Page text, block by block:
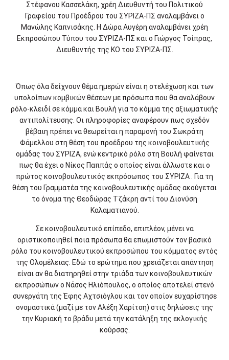
Στέφανου Κασσελάκη, χρέη Διευθυντή του Πολιτικού
Γραφείου του Προέδρου του ΣΥΡΙΖΑ-ΠΣ αναλαμβάνει ο
Μανώλης Καπνισάκης. Η Δώρα Αυγέρη αναλαμβάνει χρέη
Εκπροσώπου Τύπου του ΣΥΡΙΖΑ-ΠΣ και ο Γιώργος Τσίπρας,
Διευθυντής της ΚΟ του ΣΥΡΙΖΑ-ΠΣ.
Όπως όλα δείχνουν θέμα ημερών είναι η στελέχωση και των
υπολοίπων κομβικών θέσεων με πρόσωπα που θα αναλάβουν
ρόλο-κλειδί σε κόμμα και Βουλή για το κόμμα της αξιωματικής
αντιπολίτευσης. Οι πληροφορίες αναφέρουν πως σχεδόν
βέβαιη πρέπει να θεωρείται η παραμονή του Σωκράτη
Φάμελλου στη θέση του προέδρου της κοινοβουλευτικής
ομάδας του ΣΥΡΙΖΑ, ενώ κεντρικό ρόλο στη Βουλή φαίνεται
πως θα έχει ο Νίκος Παππάς ο οποίος είναι άλλωστε και ο
πρώτος κοινοβουλευτικός εκπρόσωπος του ΣΥΡΙΖΑ . Για τη
θέση του Γραμματέα της κοινοβουλευτικής ομάδας ακούγεται
το όνομα της Θεοδώρας Τζάκρη αντί του Διονύση
Καλαματιανού.
Σε κοινοβουλευτικό επίπεδο, επιπλέον, μένει να
οριστικοποιηθεί ποια πρόσωπα θα επωμιστούν τον βασικό
ρόλο του κοινοβουλευτικού εκπροσώπου του κόμματος εντός
της Ολομέλειας. Εδώ το ερώτημα που χρειάζεται απάντηση
είναι αν θα διατηρηθεί στην τριάδα των κοινοβουλευτικών
εκπροσώπων ο Νάσος Ηλιόπουλος, ο οποίος αποτελεί στενό
συνεργάτη της Έφης Αχτσιόγλου και τον οποίον ευχαρίστησε
ονομαστικά (μαζί με τον Αλέξη Χαρίτση) στις δηλώσεις της
την Κυριακή το βράδυ μετά την κατάληξη της εκλογικής
κούρσας.